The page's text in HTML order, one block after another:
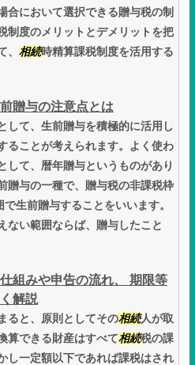
合において選択できる贈与税の制
制度のメリットとデメリットを把
、 相続時精算課税制度を活用する
贈与の注意点とは
して、生前贈与を積極的に活用し
ることが考えられます。よく使わ
して、暦年贈与というものがあり
贈与の一種で、贈与税の非課税枠
生前贈与することをいいます。
ない範囲ならば、贈与したこと
組みや申告の流れ、 期限等
解説
ると、原則としてその相続人が取
算できる財産はすべて相続税の課
し一定額以下であれば課税はされ